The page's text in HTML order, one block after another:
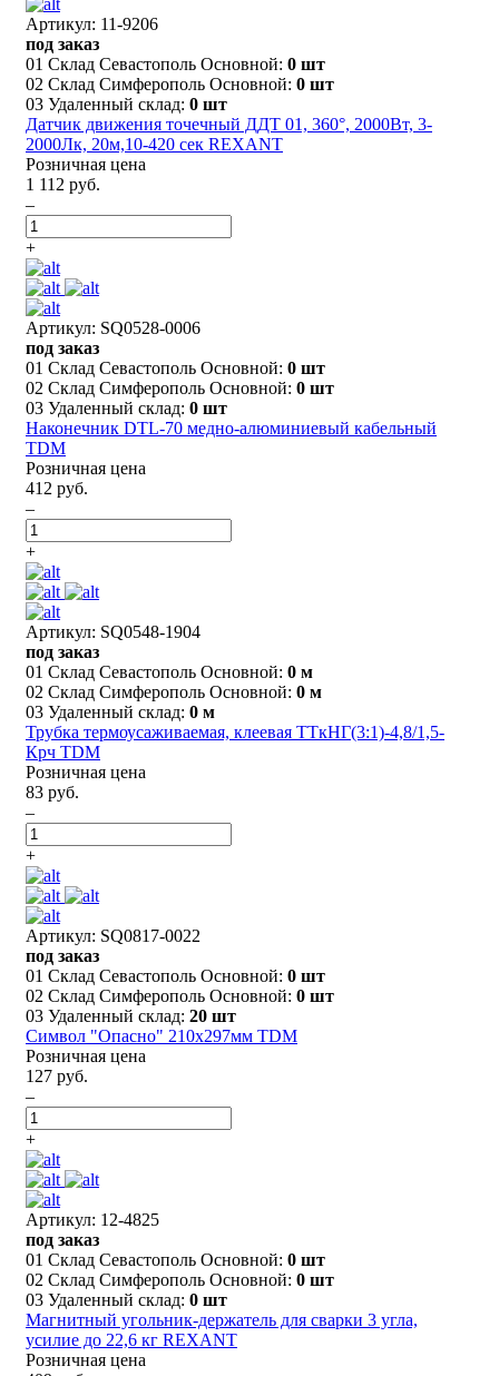
Артикул: 11-9206
под заказ
01 Склад Севастополь Основной: 0 шт
02 Склад Симферополь Основной: 0 шт
03 Удаленный склад: 0 шт
Датчик движения точечный ДДТ 01, 360°, 2000Вт, 3-
2000Лк, 20м,10-420 сек REXANT
Розничная цена
1 112 руб.
–
+
Артикул: SQ0528-0006
под заказ
01 Склад Севастополь Основной: 0 шт
02 Склад Симферополь Основной: 0 шт
03 Удаленный склад: 0 шт
Наконечник DTL-70 медно-алюминиевый кабельный
TDM
Розничная цена
412 руб.
–
+
Артикул: SQ0548-1904
под заказ
01 Склад Севастополь Основной: 0 м
02 Склад Симферополь Основной: 0 м
03 Удаленный склад: 0 м
Трубка термоусаживаемая, клеевая ТТкНГ(3:1)-4,8/1,5-
Крч TDM
Розничная цена
83 руб.
–
+
Артикул: SQ0817-0022
под заказ
01 Склад Севастополь Основной: 0 шт
02 Склад Симферополь Основной: 0 шт
03 Удаленный склад: 20 шт
Символ "Опасно" 210х297мм TDM
Розничная цена
127 руб.
–
+
Артикул: 12-4825
под заказ
01 Склад Севастополь Основной: 0 шт
02 Склад Симферополь Основной: 0 шт
03 Удаленный склад: 0 шт
Магнитный угольник-держатель для сварки 3 угла,
усилие до 22,6 кг REXANT
Розничная цена